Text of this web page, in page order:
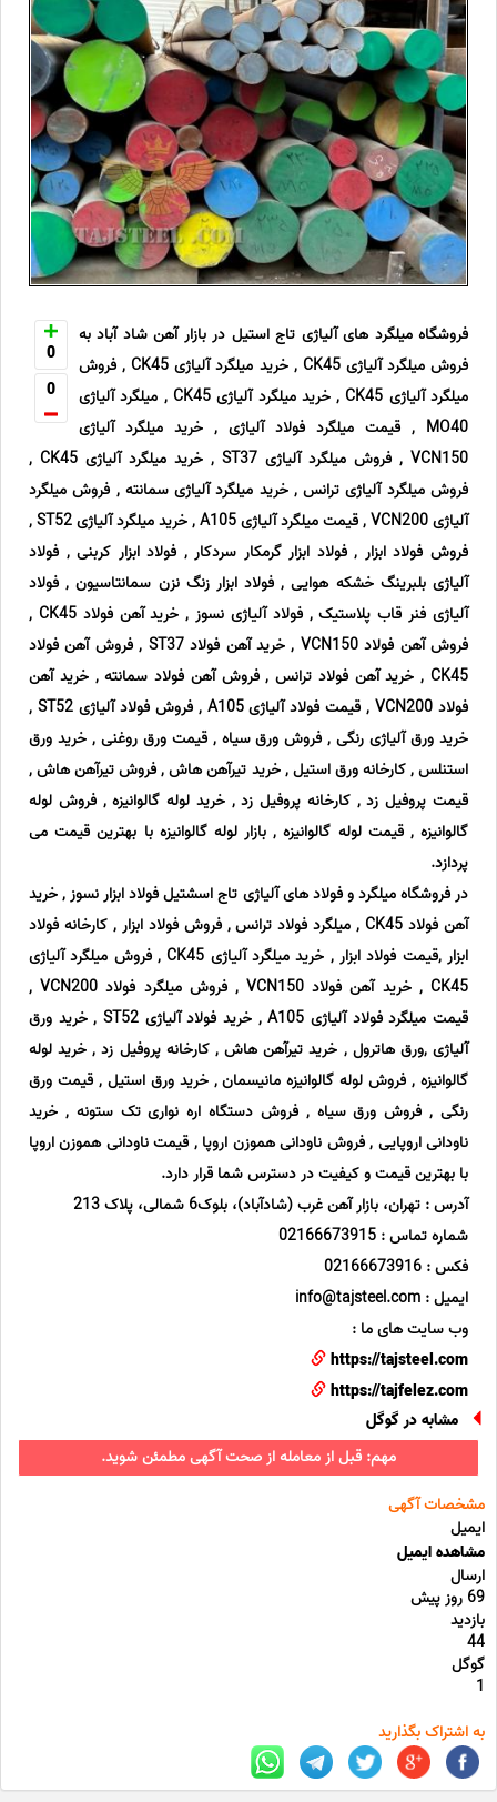
0
0
فروشگاه میلگرد های آلیاژی تاج استیل در بازار آهن شاد آباد به
فروش میلگرد آلیاژی CK45 , خرید میلگرد آلیاژی CK45 , فروش
میلگرد آلیاژی CK45 , خرید میلگرد آلیاژی CK45 , میلگرد آلیاژی
MO40 , قیمت میلگرد فولاد آلیاژی , خرید میلگرد آلیاژی
VCN150 , فروش میلگرد آلیاژی ST37 , خرید میلگرد آلیاژی CK45 ,
فروش میلگرد آلیاژی ترانس , خرید میلگرد آلیاژی سمانته , فروش میلگرد
آلیاژی VCN200 , قیمت میلگرد آلیاژی A105 , خرید میلگرد آلیاژی ST52 ,
فروش فولاد ابزار , فولاد ابزار گرمکار سردکار , فولاد ابزار کربنی , فولاد
آلیاژی بلبرینگ خشکه هوایی , فولاد ابزار زنگ نزن سمانتاسیون , فولاد
آلیاژی فنر قاب پلاستیک , فولاد آلیاژی نسوز , خرید آهن فولاد CK45 ,
فروش آهن فولاد VCN150 , خرید آهن فولاد ST37 , فروش آهن فولاد
CK45 , خرید آهن فولاد ترانس , فروش آهن فولاد سمانته , خرید آهن
فولاد VCN200 , قیمت فولاد آلیاژی A105 , فروش فولاد آلیاژی ST52 ,
خرید ورق آلیاژی رنگی , فروش ورق سیاه , قیمت ورق روغنی , خرید ورق
استنلس , کارخانه ورق استیل , خرید تیرآهن هاش , فروش تیرآهن هاش ,
قیمت پروفیل زد , کارخانه پروفیل زد , خرید لوله گالوانیزه , فروش لوله
گالوانیزه , قیمت لوله گالوانیزه , بازار لوله گالوانیزه با بهترین قیمت می
پردازد.
در فروشگاه میلگرد و فولاد های آلیاژی تاج اسشتیل فولاد ابزار نسوز , خرید
آهن فولاد CK45 , میلگرد فولاد ترانس , فروش فولاد ابزار , کارخانه فولاد
ابزار ,قیمت فولاد ابزار , خرید میلگرد آلیاژی CK45 , فروش میلگرد آلیاژی
CK45 , خرید آهن فولاد VCN150 , فروش میلگرد فولاد VCN200 ,
قیمت میلگرد فولاد آلیاژی A105 , خرید فولاد آلیاژی ST52 , خرید ورق
آلیاژی ,ورق هاترول , خرید تیرآهن هاش , کارخانه پروفیل زد , خرید لوله
گالوانیزه , فروش لوله گالوانیزه مانیسمان , خرید ورق استیل , قیمت ورق
رنگی , فروش ورق سیاه , فروش دستگاه اره نواری تک ستونه , خرید
ناودانی اروپایی , فروش ناودانی هموزن اروپا , قیمت ناودانی هموزن اروپا
با بهترین قیمت و کیفیت در دسترس شما قرار دارد.
آدرس : تهران، بازار آهن غرب (شادآباد)، بلوک6 شمالی، پلاک 213
شماره تماس : 02166673915
فکس : 02166673916
ایمیل : info@tajsteel.com
وب سایت های ما :
https://tajsteel.com
https://tajfelez.com
مشابه در گوگل
مهم: قبل از معامله از صحت آگهی مطمئن شوید.
مشخصات آگهی
ایمیل
مشاهده ایمیل
ارسال
69 روز پیش
بازدید
44
گوگل
1
به اشتراک بگذارید